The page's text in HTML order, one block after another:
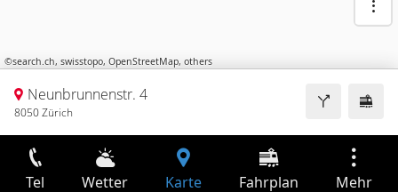
©search.ch, swisstopo, OpenStreetMap, others
Neunbrunnenstr. 4
8050 Zürich
Tel Wetter Karte Fahrplan Mehr